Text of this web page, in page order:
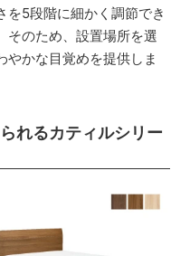
を5段階に細かく調節でき
そのため、設置場所を選
やかな目覚めを提供しま
れるカティルシリー